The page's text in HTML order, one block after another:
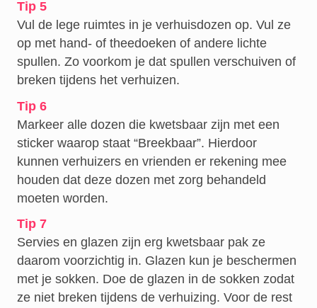
Tip 5
Vul de lege ruimtes in je verhuisdozen op. Vul ze
op met hand- of theedoeken of andere lichte
spullen. Zo voorkom je dat spullen verschuiven of
breken tijdens het verhuizen.
Tip 6
Markeer alle dozen die kwetsbaar zijn met een
sticker waarop staat “Breekbaar”. Hierdoor
kunnen verhuizers en vrienden er rekening mee
houden dat deze dozen met zorg behandeld
moeten worden.
Tip 7
Servies en glazen zijn erg kwetsbaar pak ze
daarom voorzichtig in. Glazen kun je beschermen
met je sokken. Doe de glazen in de sokken zodat
ze niet breken tijdens de verhuizing. Voor de rest